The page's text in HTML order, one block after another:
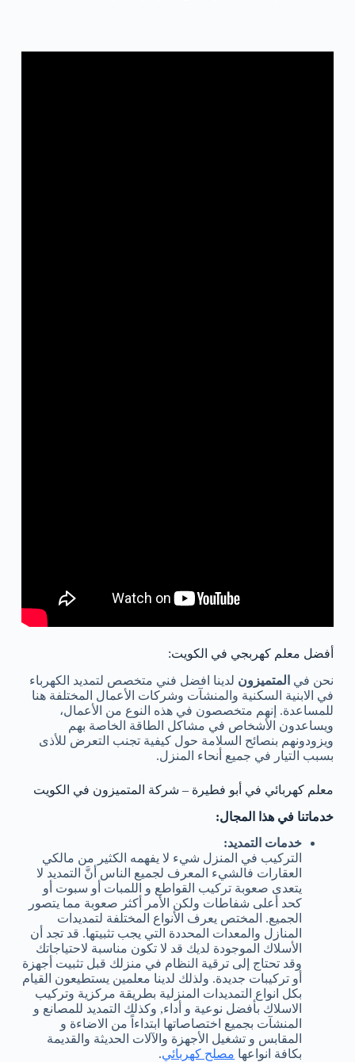
أفضل معلم كهربجي في الكويت:
نحن في المتميزون لدينا افضل فني متخصص لتمديد الكهرباء
في الابنية السكنية والمنشآت وشركات الأعمال المختلفة هنا
للمساعدة. إنهم متخصصون في هذه النوع من الأعمال،
ويساعدون الأشخاص في مشاكل الطاقة الخاصة بهم
ويزودونهم بنصائح السلامة حول كيفية تجنب التعرض للأذى
بسبب التيار في جميع أنحاء المنزل.
معلم كهربائي في أبو فطيرة – شركة المتميزون في الكويت
خدماتنا في هذا المجال:
خدمات التمديد:
التركيب في المنزل شيء لا يفهمه الكثير من مالكي
العقارات فالشيء المعرف لجميع الناس أنَّ التمديد لا
يتعدى صعوبة تركيب القواطع و اللمبات أو سبوت أو
كحد أعلى شفاطات ولكن الأمر أكثر صعوبة مما يتصور
الجميع. المختص يعرف الأنواع المختلفة لتمديدات
المنازل والمعدات المحددة التي يجب تثبيتها. قد تجد أن
الأسلاك الموجودة لديك قد لا تكون مناسبة لاحتياجاتك
وقد تحتاج إلى ترقية النظام في منزلك قبل تثبيت أجهزة
أو تركيبات جديدة. ولذلك لدينا معلمين يستطيعون القيام
بكل انواع التمديدات المنزلية بطريقة مركزية وتركيب
الاسلاك بأفضل نوعية و أداء, وكذلك التمديد للمصانع و
المنشآت بجميع اختصاصاتها ابتداءاً من الاضاءة و
المقابس و تشغيل الأجهزة والآلات الحديثة والقديمة
بكافة انواعها مصلح كهربائي.